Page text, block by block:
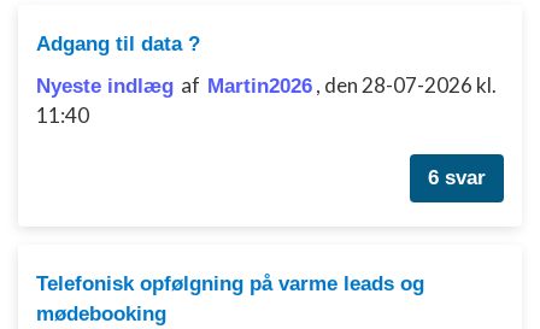
Adgang til data ?
Nyeste indlæg af Martin2026 , den 28-07-2026 kl.
11:40
6 svar
Telefonisk opfølgning på varme leads og
mødebooking